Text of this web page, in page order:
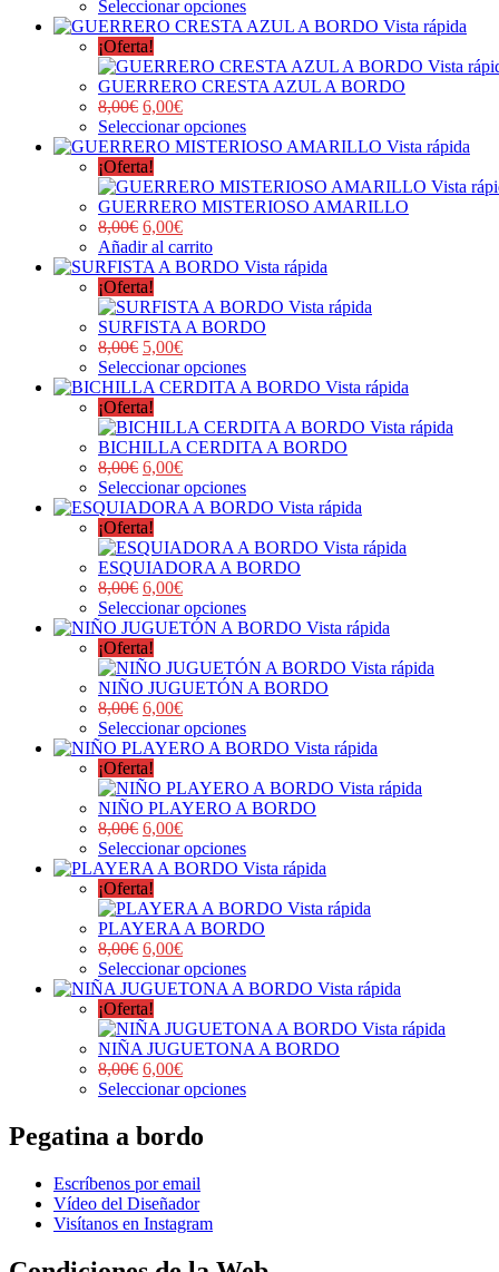
Seleccionar opciones
Vista rápida
¡Oferta!
Vista
GUERRERO CRESTA AZUL A BORDO
8,00€ 6,00€
Seleccionar opciones
Vista rápida
¡Oferta!
Vista
GUERRERO MISTERIOSO AMARILLO
8,00€ 6,00€
Añadir al carrito
Vista rápida
¡Oferta!
Vista rápida
SURFISTA A BORDO
8,00€ 5,00€
Seleccionar opciones
Vista rápida
¡Oferta!
Vista rápida
BICHILLA CERDITA A BORDO
8,00€ 6,00€
Seleccionar opciones
Vista rápida
¡Oferta!
Vista rápida
ESQUIADORA A BORDO
8,00€ 6,00€
Seleccionar opciones
Vista rápida
¡Oferta!
Vista rápida
NIÑO JUGUETÓN A BORDO
8,00€ 6,00€
Seleccionar opciones
Vista rápida
¡Oferta!
Vista rápida
NIÑO PLAYERO A BORDO
8,00€ 6,00€
Seleccionar opciones
Vista rápida
¡Oferta!
Vista rápida
PLAYERA A BORDO
8,00€ 6,00€
Seleccionar opciones
Vista rápida
¡Oferta!
Vista rápida
NIÑA JUGUETONA A BORDO
8,00€ 6,00€
Seleccionar opciones
Pegatina a bordo
Escríbenos por email
Vídeo del Diseñador
Visítanos en Instagram